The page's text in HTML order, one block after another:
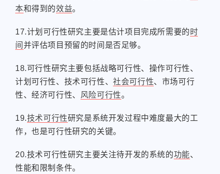
本和得到的效益。
17.计划可行性研究主要是估计项目完成所需要的 时
间 并评估项目预留的时间是否足够。
18.可行性研究主要包括战略可行性、操作可行性、
计划可行性、技术可行性、社会可行性、市场可行
性、经济可行性、 风险可行性。
19.技术可行性研究是系统开发过程中难度最大的工
作，也是可行性研究的关键。
20.技术可行性研究主要关注待开发的系统的功能、
性能和限制条件。